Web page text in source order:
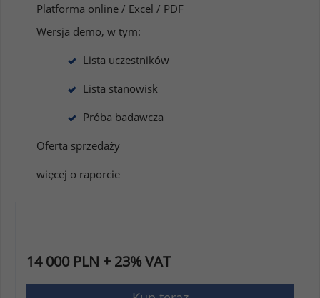
Platforma online / Excel / PDF
Wersja demo, w tym:
Lista uczestników
Lista stanowisk
Próba badawcza
Oferta sprzedaży
więcej o raporcie
14 000 PLN + 23% VAT